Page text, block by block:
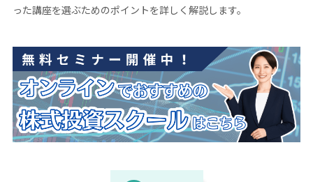
った講座を選ぶためのポイントを詳しく解説します。